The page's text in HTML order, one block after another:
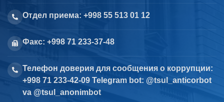
Отдел приема: +998 55 513 01 12
Факс: +998 71 233-37-48
Телефон доверия для сообщения о коррупции:
+998 71 233-42-09 Telegram bot: @tsul_anticorbot
va @tsul_anonimbot